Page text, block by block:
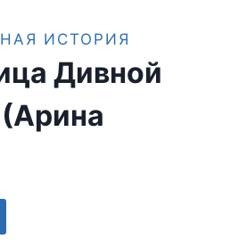
ИСТОРИЯ
Дивной